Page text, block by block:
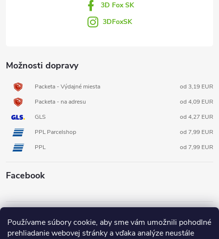
Používame súbory cookie, aby sme vám umožnili pohodlné
prehliadanie webovej stránky a vďaka analýze neustále
Možnosti dopravy
Packeta - Výdajné miesta
od 3,19 EUR
Packeta - na adresu
od 4,09 EUR
GLS
od 4,27 EUR
PPL Parcelshop
od 7,99 EUR
PPL
od 7,99 EUR
Facebook
3D Fox SK
3DFoxSK